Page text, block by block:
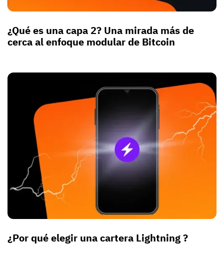
¿Qué es una capa 2? Una mirada más de
cerca al enfoque modular de Bitcoin
¿Por qué elegir una cartera Lightning ?